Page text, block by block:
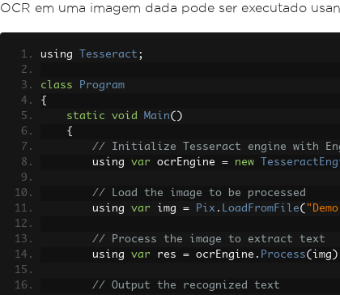
OCR em uma imagem dada pode ser executado
using Tesseract ;
class
Program
{
static
void Main()
{
// Initialize Tesseract engine with
        using
var ocrEngine = new
// Load the image to be processed
        using
var img = Pix . LoadFromFile(
// Process the image to extract text
        using
var res = ocrEngine . Process( img
// Output the recognized text